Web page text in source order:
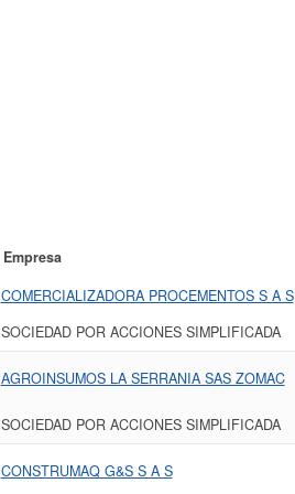
Empresa
COMERCIALIZADORA PROCEMENTOS S A S
SOCIEDAD POR ACCIONES SIMPLIFICADA
AGROINSUMOS LA SERRANIA SAS ZOMAC
SOCIEDAD POR ACCIONES SIMPLIFICADA
CONSTRUMAQ G&S S A S